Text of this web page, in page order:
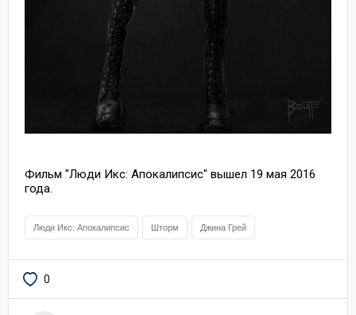
Фильм "Люди Икс: Апокалипсис" вышел 19 мая 2016
года.
Люди Икс: Апокалипсис Шторм Джина Грей
0